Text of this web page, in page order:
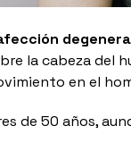
la cabeza del
en el
de 50 años,